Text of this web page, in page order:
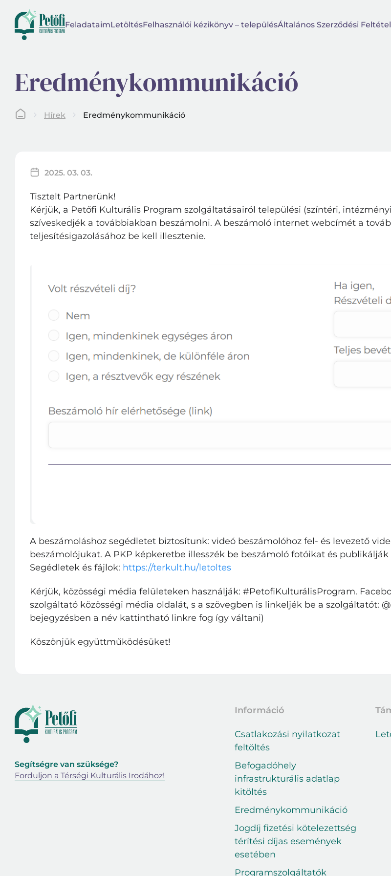
FeladataimLetöltésFelhasználói kézikönyv – településÁltalános Szerződési
E-mail cím
Eredménykommunikáció
Hírek Eredménykommunikáció
2025. 03. 03.
Tisztelt Partnerünk!
Kérjük, a Petőfi Kulturális Program szolgáltatásairól települési (színtéri,
szíveskedjék a továbbiakban beszámolni. A beszámoló internet webcímét a
teljesítésigazolásához be kell illesztenie.
A beszámoláshoz segédletet biztosítunk: videó beszámolóhoz fel- és levezető
beszámolójukat. A PKP képkeretbe illesszék be beszámoló fotóikat és
Segédletek és fájlok: https://terkult.hu/letoltes
Kérjük, közösségi média felületeken használják: #PetofiKulturálisProgram.
szolgáltató közösségi média oldalát, s a szövegben is linkeljék be a szolgáltatót:
bejegyzésben a név kattintható linkre fog így váltani)
Köszönjük együttműködésüket!
Segítségre van szüksége?
Forduljon a Térségi Kulturális Irodához!
Információ
Csatlakozási nyilatkozat
feltöltés
Befogadóhely
infrastrukturális adatlap
kitöltés
Eredménykommunikáció
Jogdíj fizetési kötelezettség
térítési díjas események
esetében
Programszolgáltatók